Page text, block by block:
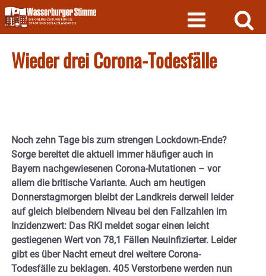
Skip
to
content
Wieder drei Corona-Todesfälle
Noch zehn Tage bis zum strengen Lockdown-Ende?
Sorge bereitet die aktuell immer häufiger auch in
Bayern nachgewiesenen Corona-Mutationen – vor
allem die britische Variante. Auch am heutigen
Donnerstagmorgen bleibt der Landkreis derweil leider
auf gleich bleibendem Niveau bei den Fallzahlen im
Inzidenzwert: Das RKI meldet sogar einen leicht
gestiegenen Wert von 78,1 Fällen Neuinfizierter. Leider
gibt es über Nacht erneut drei weitere Corona-
Todesfälle zu beklagen. 405 Verstorbene werden nun